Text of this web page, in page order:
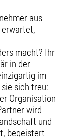
aus
erwartet,
macht? Ihr
in der
im
sich treu:
Organisation
wird
und
begeistert